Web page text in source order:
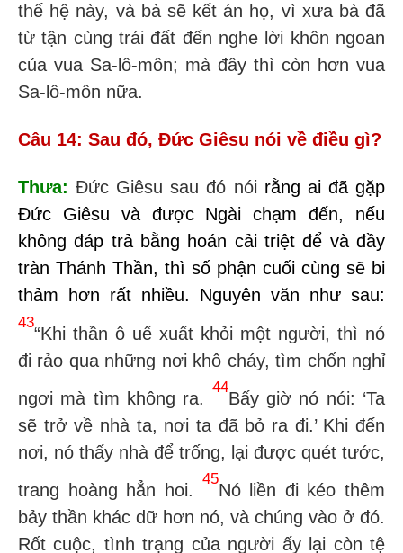
thế hệ này, và bà sẽ kết án họ, vì xưa bà đã
từ tận cùng trái đất đến nghe lời khôn ngoan
của vua Sa-lô-môn; mà đây thì còn hơn vua
Sa-lô-môn nữa.
Câu 14: Sau đó, Đức Giêsu nói về điều gì?
Thưa: Đức Giêsu sau đó nói rằng ai đã gặp
Đức Giêsu và được Ngài chạm đến, nếu
không đáp trả bằng hoán cải triệt để và đầy
tràn Thánh Thần, thì số phận cuối cùng sẽ bi
thảm hơn rất nhiều. Nguyên văn như sau:
43
“Khi thần ô uế xuất khỏi một người, thì nó
đi rảo qua những nơi khô cháy, tìm chốn nghỉ
ngơi mà tìm không ra.
44
Bấy giờ nó nói: ‘Ta
sẽ trở về nhà ta, nơi ta đã bỏ ra đi.’ Khi đến
nơi, nó thấy nhà để trống, lại được quét tước,
trang hoàng hẳn hoi.
45
Nó liền đi kéo thêm
bảy thần khác dữ hơn nó, và chúng vào ở đó.
Rốt cuộc, tình trạng của người ấy lại còn tệ